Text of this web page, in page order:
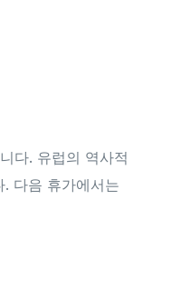
다. 유럽의 역사적
다음 휴가에서는